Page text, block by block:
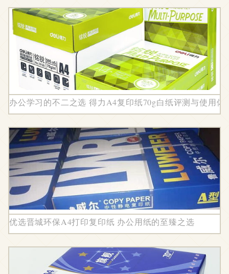
办公学习的不二之选 得力A4复印纸70g白纸评测与使用体
优选晋城环保A4打印复印纸 办公用纸的至臻之选